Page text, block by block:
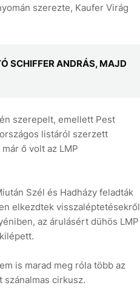
szerezte, Kaufer Virág
SCHIFFER ANDRÁS, MAJD
szerepelt, emellett Pest
listáról szerzett
ő volt az LMP
Szél és Hadházy feladták
elkezdtek visszaléptetésekről
az árulásért dühös LMP
is marad meg róla több az
cirkusz.